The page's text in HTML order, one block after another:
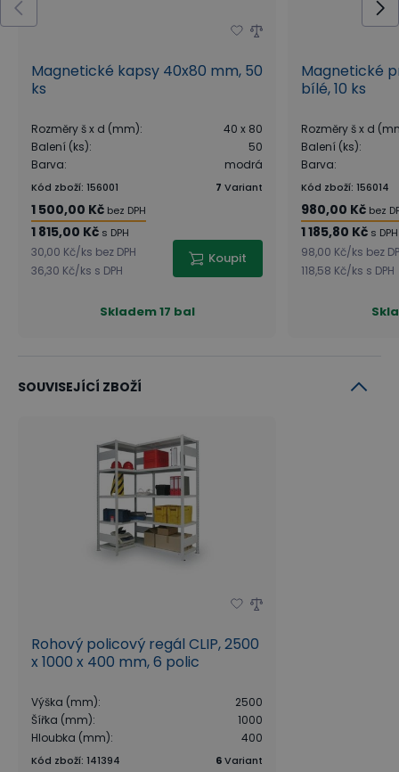
Magnetické kapsy 40x80 mm, 50
ks
Rozměry š x d (mm):
40 x 80
Balení (ks):
50
Barva: modrá
Kód zboží: 156001 7 Variant
1 500,00 Kč bez DPH
1 815,00 Kč s DPH
30,00 Kč/ks bez DPH
36,30 Kč/ks s DPH
Koupit
Skladem17 bal
Magnetické
bílé, 10 ks
Rozměry š x d
Balení (ks):
Barva:
Kód zboží: 156014
980,00 Kč bez
1 185,80 Kč s DPH
98,00 Kč/ks bez
118,58 Kč/ks s DPH
SOUVISEJÍCÍ ZBOŽÍ
Rohový policový regál CLIP, 2500
x 1000 x 400 mm, 6 polic
Výška (mm):
2500
Šířka (mm):
1000
Hloubka (mm): 400
Kód zboží: 141394 6Variant